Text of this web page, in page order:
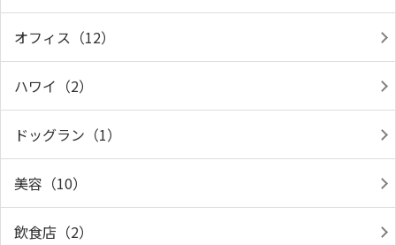
オフィス（12）
ハワイ（2）
ドッグラン（1）
美容（10）
飲食店（2）